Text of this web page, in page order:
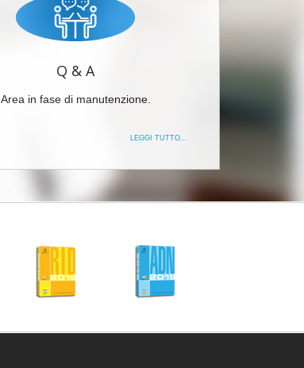
Q & A
Area in fase di manutenzione.
LEGGI TUTTO...